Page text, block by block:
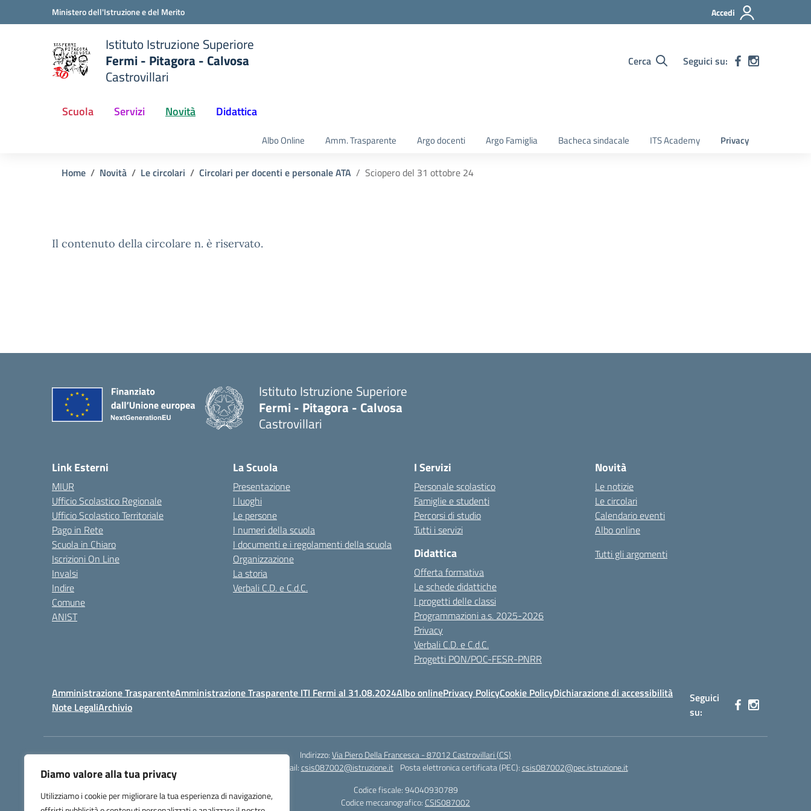
Diamo valore alla tua privacy
Utilizziamo i cookie per migliorare la tua esperienza di navigazione,
Vai ai contenuti
Vai al menu di navigazioneMinistero dell'Istruzione e del Merito Accedi
Istituto Istruzione Superiore
Fermi - Pitagora - Calvosa
Castrovillari
Cerca Seguici su:
Scuola Servizi Novità Didattica
Albo Online Amm. Trasparente Argo docenti Argo Famiglia Bacheca sindacale ITS Academy Privacy
Home Novità Le circolari Circolari per docenti e personale ATA Sciopero del 31 ottobre 24
Il contenuto della circolare n. è riservato.
Istituto Istruzione Superiore
Fermi - Pitagora - Calvosa
Castrovillari
Link Esterni
MIUR
Ufficio Scolastico Regionale
Ufficio Scolastico Territoriale
Pago in Rete
Scuola in Chiaro
Iscrizioni On Line
Invalsi
Indire
Comune
ANIST
La Scuola
Presentazione
I luoghi
Le persone
I numeri della scuola
I documenti e i regolamenti della scuola
Organizzazione
La storia
Verbali C.D. e C.d.C.
I Servizi
Personale scolastico
Famiglie e studenti
Percorsi di studio
Tutti i servizi
Didattica
Offerta formativa
Le schede didattiche
I progetti delle classi
Programmazioni a.s. 2025-2026
Privacy
Verbali C.D. e C.d.C.
Progetti PON/POC-FESR-PNRR
Novità
Le notizie
Le circolari
Calendario eventi
Albo online
Tutti gli argomenti
Amministrazione TrasparenteAmministrazione Trasparente ITI Fermi al 31.08.2024Albo onlinePrivacy PolicyCookie PolicyDichiarazione di accessibilità
Note LegaliArchivio
Seguici
su:
Indirizzo:Via Piero Della Francesca - 87012 Castrovillari (CS)
Email:csis087002@istruzione.it Posta elettronica certificata (PEC):csis087002@pec.istruzione.it
Codice fiscale: 94040930789
Codice meccanografico: CSIS087002